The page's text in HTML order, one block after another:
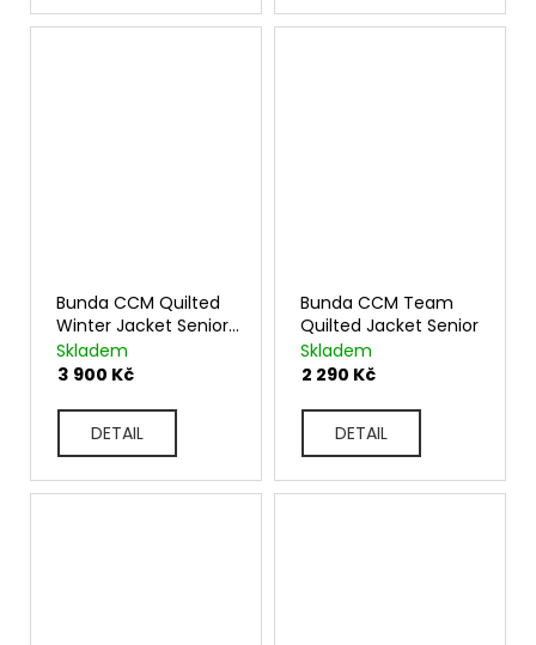
Bunda CCM Quilted
Winter Jacket Senior
J4797
Skladem
3 900 Kč
DETAIL
Bunda CCM Team
Quilted Jacket Senior
Skladem
2 290 Kč
DETAIL